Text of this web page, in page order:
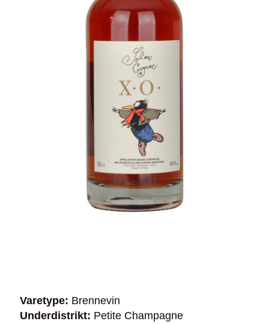
Varetype: Brennevin
Underdistrikt: Petite Champagne